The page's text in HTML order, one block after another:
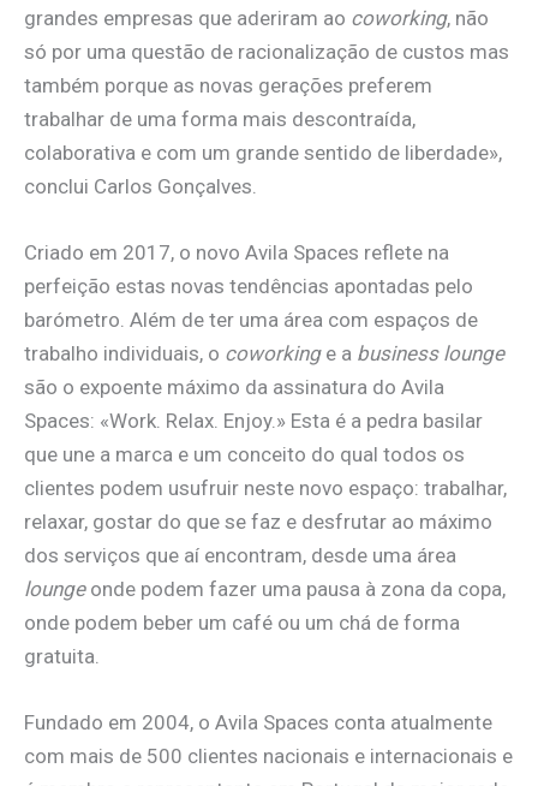
grandes empresas que aderiram ao coworking, não
só por uma questão de racionalização de custos mas
também porque as novas gerações preferem
trabalhar de uma forma mais descontraída,
colaborativa e com um grande sentido de liberdade»,
conclui Carlos Gonçalves.
Criado em 2017, o novo Avila Spaces reflete na
perfeição estas novas tendências apontadas pelo
barómetro. Além de ter uma área com espaços de
trabalho individuais, o coworkinge a business lounge
são o expoente máximo da assinatura do Avila
Spaces: «Work. Relax. Enjoy.» Esta é a pedra basilar
que une a marca e um conceito do qual todos os
clientes podem usufruir neste novo espaço: trabalhar,
relaxar, gostar do que se faz e desfrutar ao máximo
dos serviços que aí encontram, desde uma área
loungeonde podem fazer uma pausa à zona da copa,
onde podem beber um café ou um chá de forma
gratuita.
Fundado em 2004, o Avila Spaces conta atualmente
com mais de 500 clientes nacionais e internacionais e